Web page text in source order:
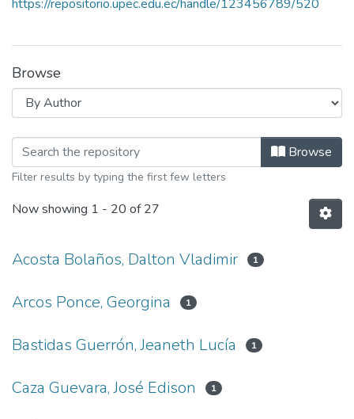
https://repositorio.upec.edu.ec/handle/123456789/520
Browse
Browsing Publicaciones by Author
Browse
Filter results by typing the first few letters
Now showing 1 - 20 of 27
Acosta Bolaños, Dalton Vladimir 1
Arcos Ponce, Georgina 1
Bastidas Guerrón, Jeaneth Lucía 1
Caza Guevara, José Edison 1